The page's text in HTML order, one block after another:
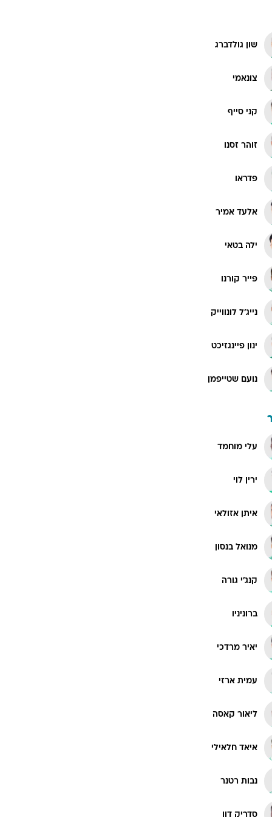
שון גולדברג
צונאמי
קני סייף
זוהר זסנו
פדראו
אלעד אמיר
ילה בטאי
פייר קורנו
נייג'ל לונווייק
ינון פיינגזיכט
נועם שטייפמן
עלי מוחמד
ירין לוי
איתן אזולאי
מנואל בנסון
קנג'י גורה
ברוניניו
יאיר מרדכי
עמית ארזי
ליאור קאסה
איאד חלאילי
נבות רטנר
סדריק דון